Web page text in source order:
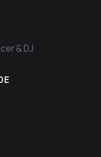
& DJ